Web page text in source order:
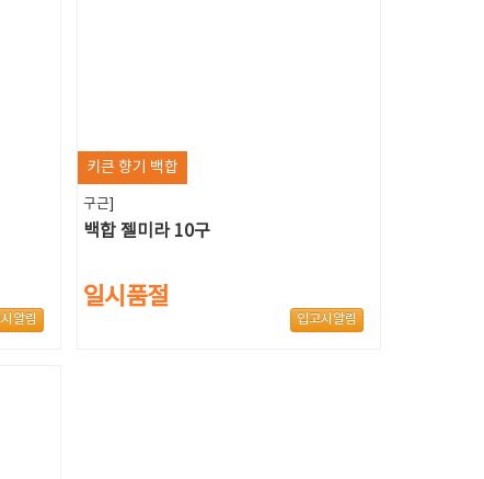
알림
키큰 향기 백합
구근]
백합 젤미라 10구
일시품절
입고시알림